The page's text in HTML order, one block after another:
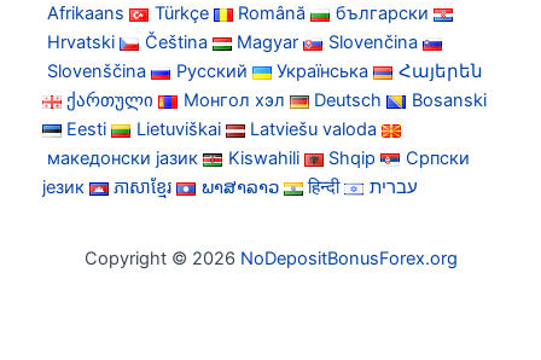
Afrikaans
Türkçe Română
български
Hrvatski
Čeština Magyar
Slovenčina
Slovenščina
Русский Українська
Հայերեն
ქართული
Монгол хэл Deutsch
Bosanski
Eesti
Lietuviškai
Latviešu valoda
македонски јазик
Kiswahili Shqip
Српски
језик
ភាសាខ្មែរ ພາສາລາວ हिन्दी עברית
Copyright © 2026 NoDepositBonusForex.org